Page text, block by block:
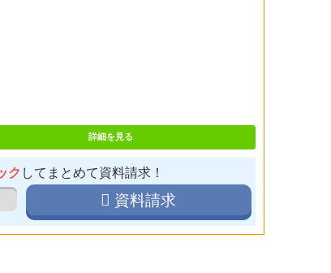
詳細を見る
ク してまとめて資料請求！
資料請求